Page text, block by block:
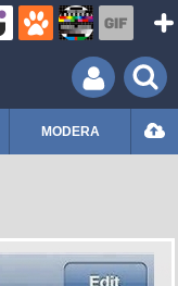
MODERA